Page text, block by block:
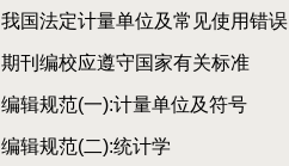
我国法定计量单位及常见使用错误
期刊编校应遵守国家有关标准
编辑规范(一):计量单位及符号
编辑规范(二):统计学